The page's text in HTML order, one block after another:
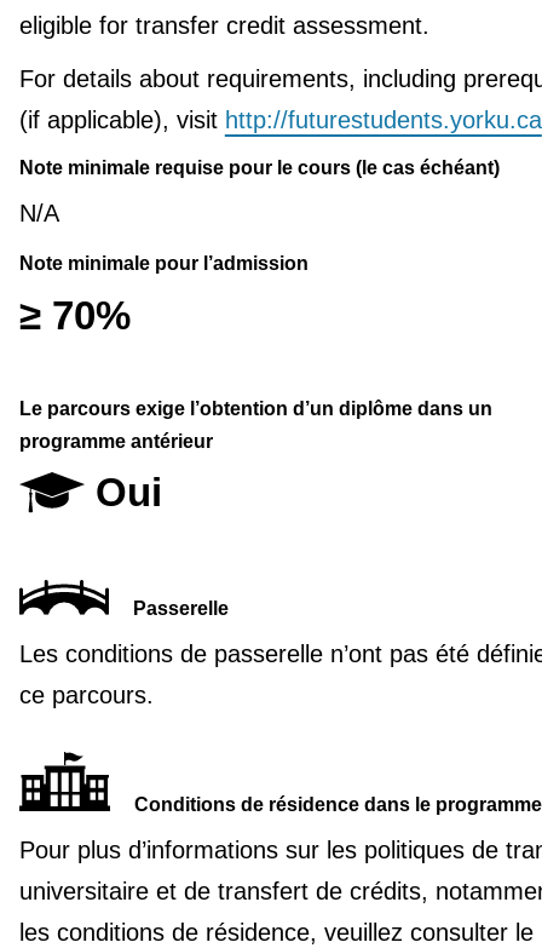
eligible for transfer credit assessment.
For details about requirements, including
(if applicable), visit http://futurestudents.yorku.ca
Note minimale requise pour le cours (le cas échéant)
N/A
Note minimale pour l’admission
≥ 70%
Le parcours exige l’obtention d’un diplôme dans un
programme antérieur
Oui
Passerelle
Les conditions de passerelle n’ont pas été
ce parcours.
Conditions de résidence dans le programme
Pour plus d’informations sur les politiques de
universitaire et de transfert de crédits,
les conditions de résidence, veuillez consulter le